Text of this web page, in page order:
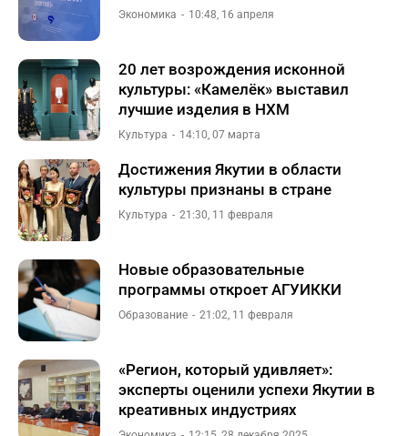
Экономика 10:48, 16 апреля
20 лет возрождения исконной
культуры: «Камелёк» выставил
лучшие изделия в НХМ
Культура 14:10, 07 марта
​Достижения Якутии в области
культуры признаны в стране
Культура 21:30, 11 февраля
Новые образовательные
программы откроет АГУИККИ
Образование 21:02, 11 февраля
«Регион, который удивляет»:
эксперты оценили успехи Якутии в
креативных индустриях